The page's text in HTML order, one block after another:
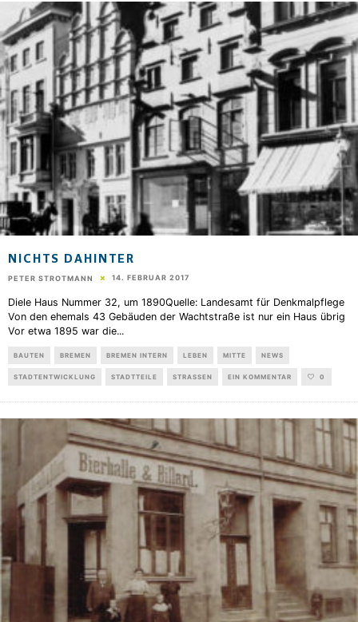
NICHTS DAHINTER
PETER STROTMANN 14. FEBRUAR 2017
Diele Haus Nummer 32, um 1890Quelle: Landesamt für Denkmalpflege
Von den ehemals 43 Gebäuden der Wachtstraße ist nur ein Haus übrig
Vor etwa 1895 war die...
BAUTEN BREMEN BREMEN INTERN LEBEN MITTE NEWS
STADTENTWICKLUNG STADTTEILE STRASSEN EIN KOMMENTAR 0